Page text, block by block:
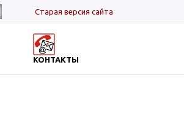
Cтарая версия сайта
КОНТАКТЫ